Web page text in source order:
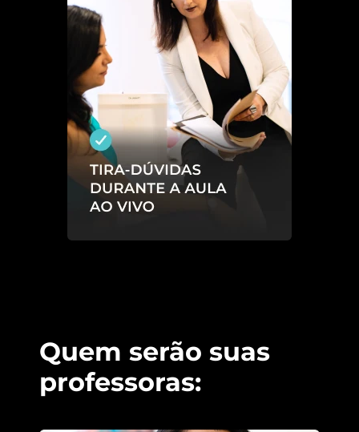
Quem serão suas
professoras: